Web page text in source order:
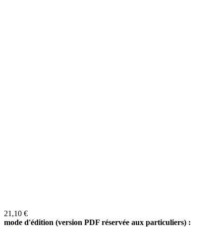
21,10 €
mode d'édition (version PDF réservée aux particuliers) :